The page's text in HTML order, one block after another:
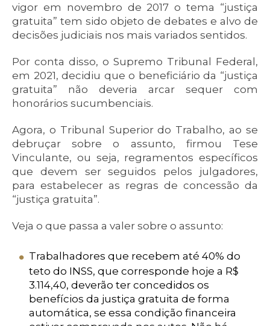
vigor em novembro de 2017 o tema “justiça
gratuita” tem sido objeto de debates e alvo de
decisões judiciais nos mais variados sentidos.
Por conta disso, o Supremo Tribunal Federal,
em 2021, decidiu que o beneficiário da “justiça
gratuita” não deveria arcar sequer com
honorários sucumbenciais.
Agora, o Tribunal Superior do Trabalho, ao se
debruçar sobre o assunto, firmou Tese
Vinculante, ou seja, regramentos específicos
que devem ser seguidos pelos julgadores,
para estabelecer as regras de concessão da
“justiça gratuita”.
Veja o que passa a valer sobre o assunto:
Trabalhadores que recebem até 40% do
teto do INSS, que corresponde hoje a R$
3.114,40, deverão ter concedidos os
benefícios da justiça gratuita de forma
automática, se essa condição financeira